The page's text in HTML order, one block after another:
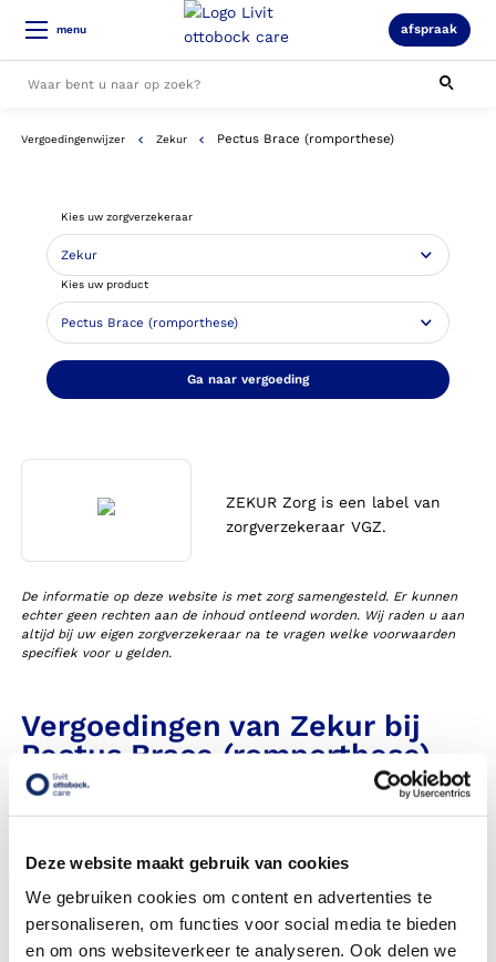
Deze website maakt gebruik van cookies
We gebruiken cookies om content en advertenties te
personaliseren, om functies voor social media te bieden
en om ons websiteverkeer te analyseren. Ook delen we
menu afspraak
Alle resultaten
Vergoedingenwijzer Zekur Pectus Brace (romporthese)
Kies uw zorgverzekeraar
Kies uw product
Ga naar vergoeding
ZEKUR Zorg is een label van
zorgverzekeraar VGZ.
De informatie op deze website is met zorg samengesteld. Er kunnen
echter geen rechten aan de inhoud ontleend worden. Wij raden u aan
altijd bij uw eigen zorgverzekeraar na te vragen welke voorwaarden
specifiek voor u gelden.
Vergoedingen van Zekur bij
Pectus Brace (romporthese)
vergoed uit de basisverzekering?
Wordt mijn Pectus Brace vergoed vanuit een aanvullende